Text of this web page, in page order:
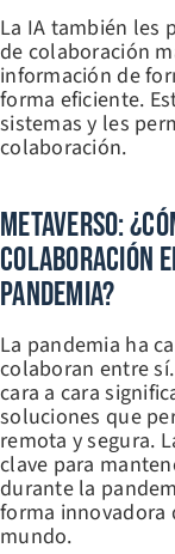
La IA también les
de colaboración
información de
forma eficiente.
sistemas y les
colaboración.
Metaverso:
Colaboración
Pandemia?
La pandemia ha
colaboran entre
cara a cara
soluciones que
remota y segura.
clave para
durante la
forma innovadora
mundo.